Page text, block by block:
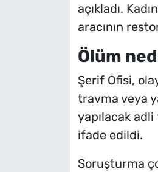
açıkladı.
aracının
Ölüm
Şerif Ofisi,
travma veya
yapılacak
ifade edildi.
Soruşturma